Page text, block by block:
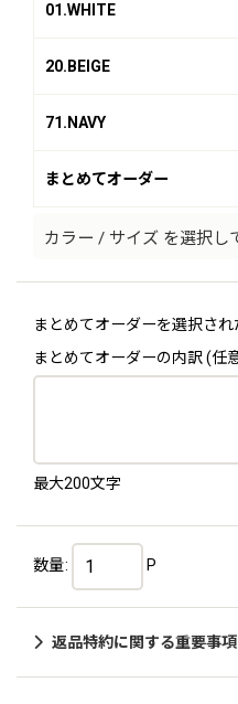
01.WHITE
20.BEIGE
71.NAVY
まとめてオーダー
カラー / サイズ を選択し
まとめてオーダーを選択さ
まとめてオーダーの内訳 (任
最大200文字
数量: P
返品特約に関する重要事項